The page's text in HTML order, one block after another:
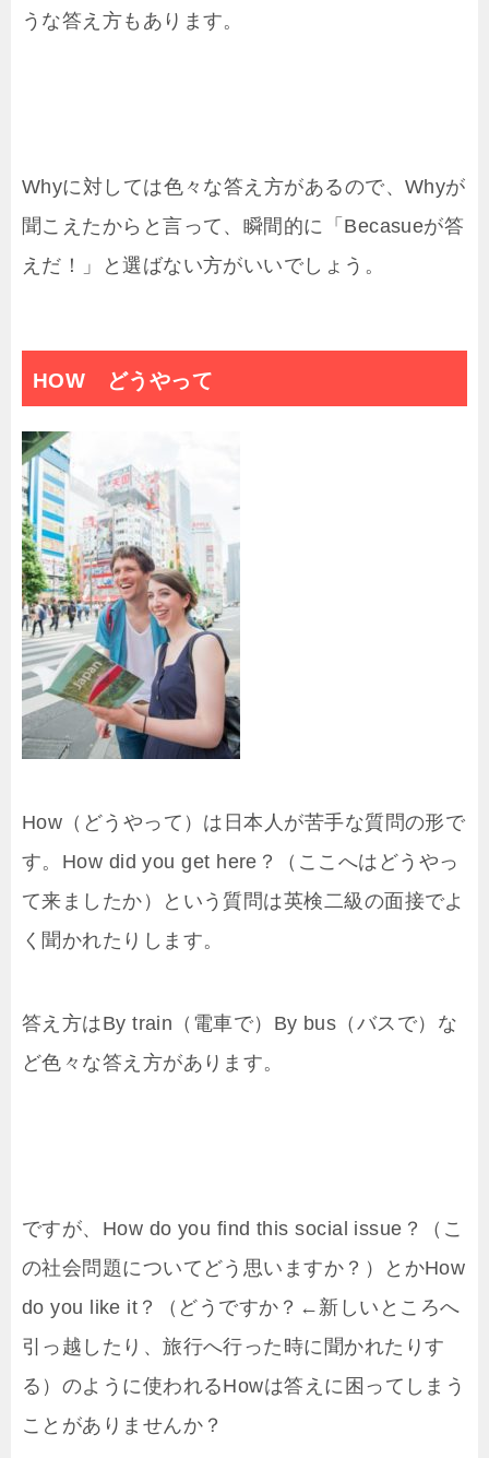
うな答え方もあります。
Whyに対しては色々な答え方があるので、Whyが
聞こえたからと言って、瞬間的に「Becasueが答
えだ！」と選ばない方がいいでしょう。
HOW どうやって
How（どうやって）は日本人が苦手な質問の形で
す。How did you get here？（ここへはどうやっ
て来ましたか）という質問は英検二級の面接でよ
く聞かれたりします。
答え方はBy train（電車で）By bus（バスで）な
ど色々な答え方があります。
ですが、How do you find this social issue？（こ
の社会問題についてどう思いますか？）とかHow
do you like it？（どうですか？←新しいところへ
引っ越したり、旅行へ行った時に聞かれたりす
る）のように使われるHowは答えに困ってしまう
ことがありませんか？